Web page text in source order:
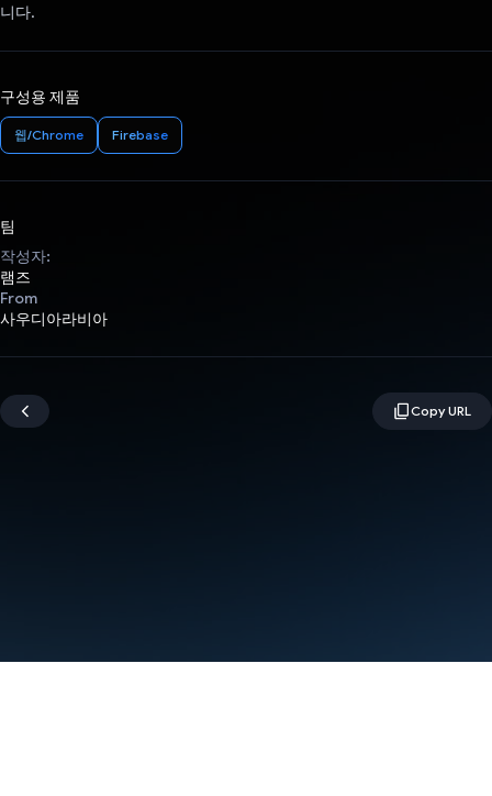
니다.
구성용 제품
웹/Chrome Firebase
팀
작성자:
램즈
From
사우디아라비아